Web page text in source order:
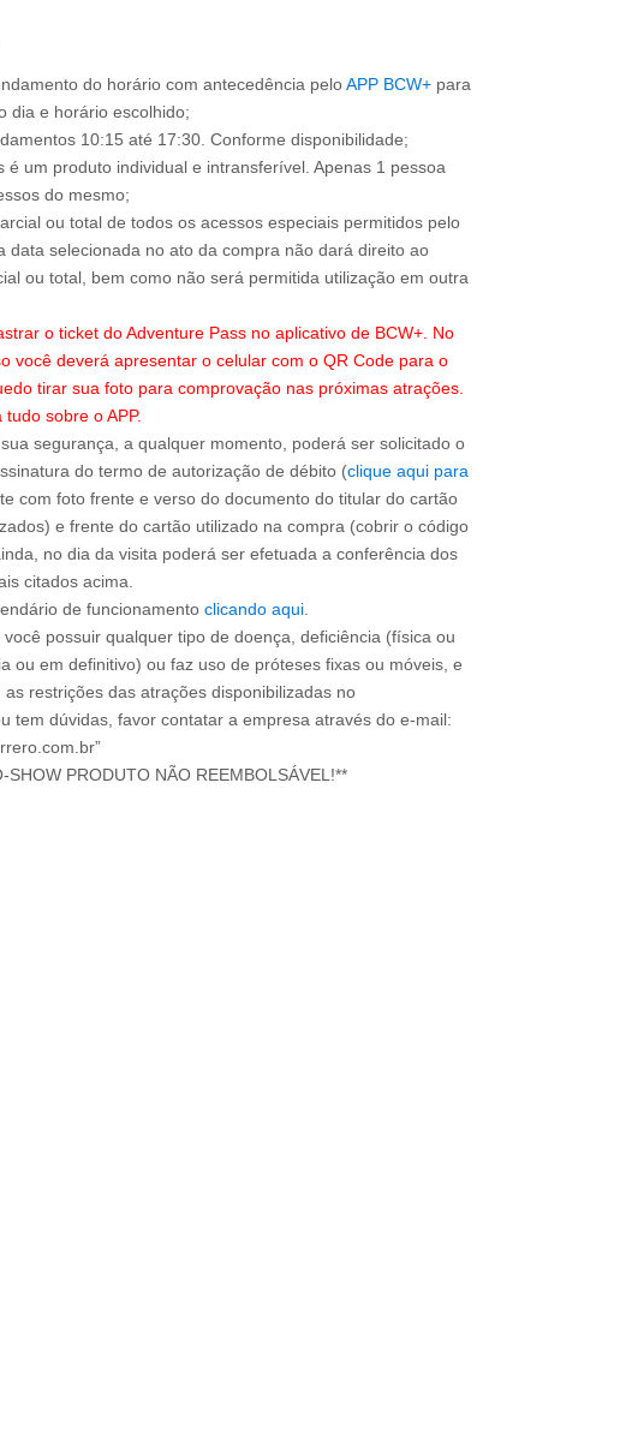
do horário com antecedência peloAPP BCW+ para
dia e horário escolhido;
10:15 até 17:30. Conforme disponibilidade;
é um produto individual e intransferível. Apenas 1 pessoa
do mesmo;
ou total de todos os acessos especiais permitidos pelo
data selecionada no ato da compra não dará direito ao
ou total, bem como não será permitida utilização em outra
o ticket do Adventure Pass no aplicativo de BCW+. No
você deverá apresentar o celular com o QR Code para o
tirar sua foto para comprovação nas próximas atrações.
tudo sobre o APP.
segurança, a qualquer momento, poderá ser solicitado o
do termo de autorização de débito (clique aqui para
com foto frente e verso do documento do titular do cartão
e frente do cartão utilizado na compra (cobrir o código
no dia da visita poderá ser efetuada a conferência dos
citados acima.
de funcionamento clicando aqui.
você possuir qualquer tipo de doença, deficiência (física ou
ou em definitivo) ou faz uso de próteses fixas ou móveis, e
restrições das atrações disponibilizadas no
tem dúvidas, favor contatar a empresa através do e-mail: